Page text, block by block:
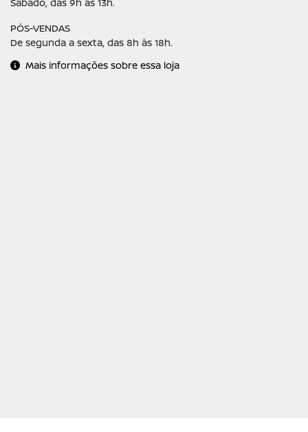
Sábado, das 9h às 13h.
PÓS-VENDAS
De segunda a sexta, das 8h às 18h.
Mais informações sobre essa loja